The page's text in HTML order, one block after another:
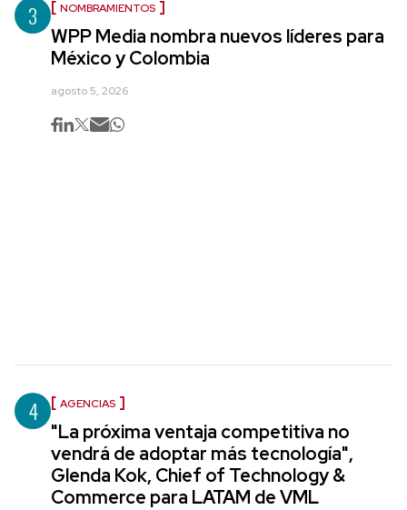
3 NOMBRAMIENTOS
WPP Media nombra nuevos líderes para
México y Colombia
agosto 5, 2026
4 AGENCIAS
"La próxima ventaja competitiva no
vendrá de adoptar más tecnología",
Glenda Kok, Chief of Technology &
Commerce para LATAM de VML